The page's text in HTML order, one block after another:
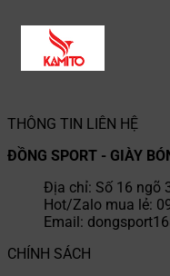
THÔNG TIN LIÊN HỆ
ĐỒNG SPORT - GIÀY
Địa chỉ: Số 16 ngõ
Hot/Zalo mua lẻ:
Email:
CHÍNH SÁCH